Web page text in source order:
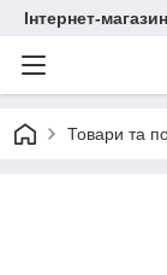
Інтернет-
Товари та